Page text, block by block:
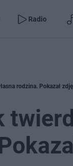
Radio
rodzina. Pokazał